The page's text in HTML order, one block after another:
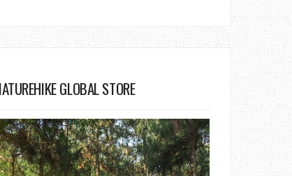
GLOBAL STORE